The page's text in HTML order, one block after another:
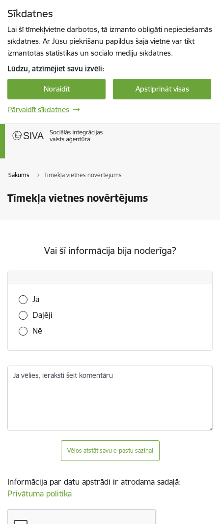
Sīkdatnes
Lai šī tīmekļvietne darbotos, tā izmanto obligāti nepieciešamās
sīkdatnes. Ar Jūsu piekrišanu papildus šajā vietnē var tikt
izmantotas statistikas un sociālo mediju sīkdatnes.
Lūdzu, atzīmējiet savu izvēli:
Noraidīt Apstiprināt visas
Pārvaldīt sīkdatnes
Sākums Tīmekļa vietnes novērtējums
Tīmekļa vietnes novērtējums
Vai šī informācija bija noderīga?
Vai šī informācija bija noderīga?
Jā
Daļēji
Nē
Ja vēlies, ieraksti šeit komentāru
Vēlos atstāt savu e-pastu saziņai
Informācija par datu apstrādi ir atrodama sadaļā:
Privātuma politika